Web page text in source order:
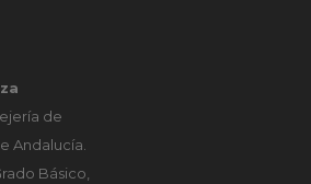
de
Andalucía.
Básico,